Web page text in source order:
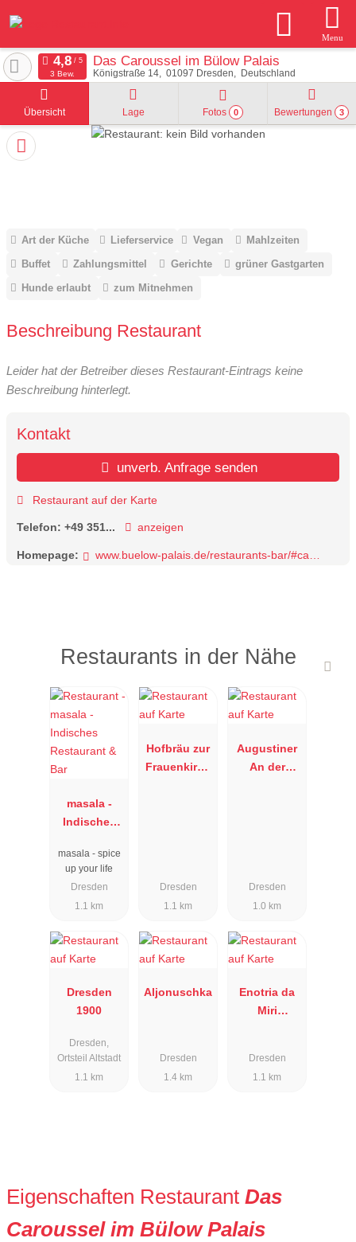
Menu
Das Caroussel im Bülow Palais
Königstraße 14 01097 Dresden Deutschland
3 Bew.
Übersicht Lage Fotos 0 Bewertungen 3
Art der Küche Lieferservice Vegan
Mahlzeiten
Buffet
Zahlungsmittel Gerichte
grüner Gastgarten
Hunde erlaubt
zum Mitnehmen
Beschreibung Restaurant
Leider hat der Betreiber dieses Restaurant-Eintrags keine
Beschreibung hinterlegt.
Kontakt
unverb. Anfrage senden
Restaurant auf der Karte
Telefon: +49 351... anzeigen
Homepage: www.buelow-palais.de/restaurants-bar/#caroussel
Restaurants in der Nähe
masala -
Indisches
& Bar
masala - spice
up your life
Dresden
1.1 km
Hofbräu zur
Frauenkirch
Dresden
1.1 km
Augustiner
An der
Dresden
1.0 km
Dresden
1900
Dresden,
Ortsteil Altstadt
1.1 km
Aljonuschka
Dresden
1.4 km
Enotria da
Miri
Dresden
1.1 km
Eigenschaften Restaurant Das
Caroussel im Bülow Palais